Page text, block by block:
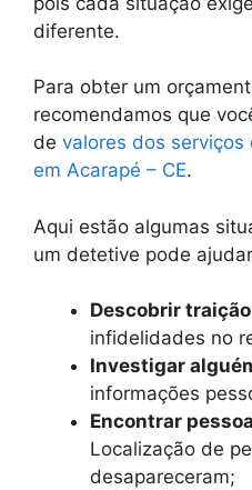
diferente.
Para obter um
recomendamos que
de valores dos
em Acarapé – CE.
Aqui estão algumas
um detetive pode
Descobrir traição
infidelidades no
Investigar
informações
Encontrar
Localização de
desapareceram;